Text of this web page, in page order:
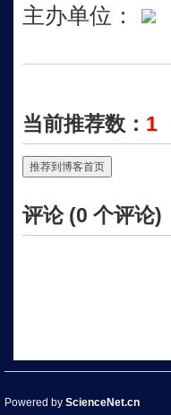
主办单位：
当前推荐数： 1
推荐到博客首页
评论 (0 个评论)
Powered by ScienceNet.cn